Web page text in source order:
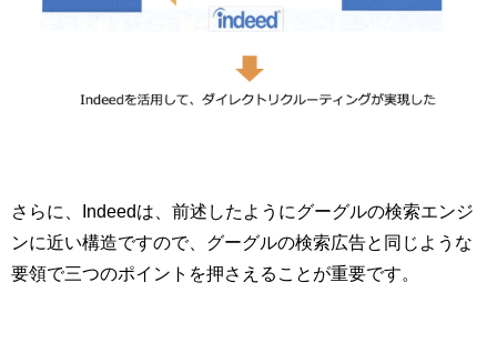
さらに、Indeedは、前述したようにグーグルの検索エンジ
ンに近い構造ですので、グーグルの検索広告と同じような
要領で三つのポイントを押さえることが重要です。